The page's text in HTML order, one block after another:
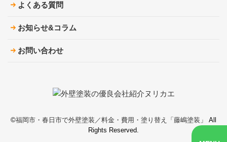
よくある質問
お知らせ&コラム
お問い合わせ
©︎福岡市・春日市で外壁塗装／料金・費用・塗り替え「藤嶋塗装」
All
Rights Reserved.